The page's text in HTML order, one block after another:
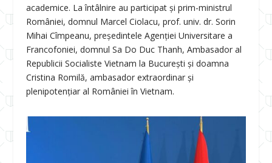
academice. La întâlnire au participat și prim-ministrul
României, domnul Marcel Ciolacu, prof. univ. dr. Sorin
Mihai Cîmpeanu, președintele Agenției Universitare a
Francofoniei, domnul Sa Do Duc Thanh, Ambasador al
Republicii Socialiste Vietnam la București și doamna
Cristina Romilă, ambasador extraordinar şi
plenipotenţiar al României în Vietnam.